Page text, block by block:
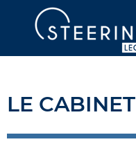
LE CABINET